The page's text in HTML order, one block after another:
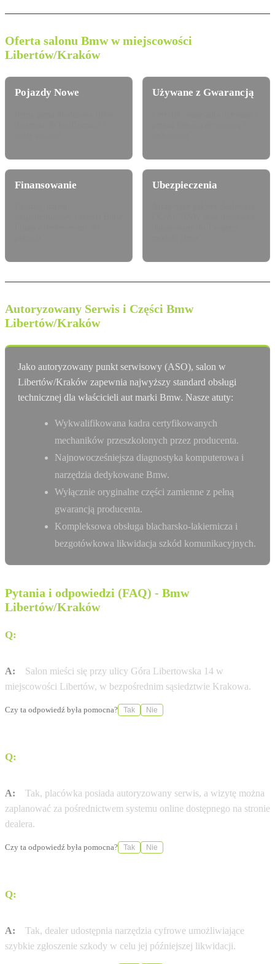
Oferta salonu Bmw w miejscowości
Libertów/Kraków
Pojazdy Nowe Używane z Gwarancją
Finansowanie Ubezpieczenia
Autoryzowany Serwis i Części Bmw
Libertów/Kraków
Jako autoryzowany punkt serwisowy (ASO), salon w
Libertów/Kraków zapewnia najwyższy standard obsługi
technicznej dla właścicieli aut marki Bmw. Nasze atuty:
Wykwalifikowana kadra certyfikowanych
mechaników przeszkolonych przez producenta.
Najnowocześniejsza diagnostyka komputerowa i
narzędzia dedykowane Bmw.
Wyłącznie oryginalne części zamienne z pełną
gwarancją producenta.
Kompleksowa obsługa blacharsko-lakiernicza i
bezgotówkowa likwidacja szkód komunikacyjnych.
Pytania i odpowiedzi (FAQ) - Bmw
Libertów/Kraków
Q:
A:
Salon mieści się przy ulicy Góra Libertowska 14 w
miejscowości Libertów, w bezpośrednim sąsiedztwie Krakowa.
Czy ta odpowiedź była pomocna? Tak Nie
Q:
A:
Tak, placówka posiada autoryzowany serwis, a wizytę można
zaplanować za pośrednictwem systemu online dostępnego na stronie
dealera.
Czy ta odpowiedź była pomocna? Tak Nie
Q:
A:
Tak, dealer udostępnia narzędzia cyfrowe umożliwiające
szybkie zgłoszenie szkody w celu jej późniejszej likwidacji.